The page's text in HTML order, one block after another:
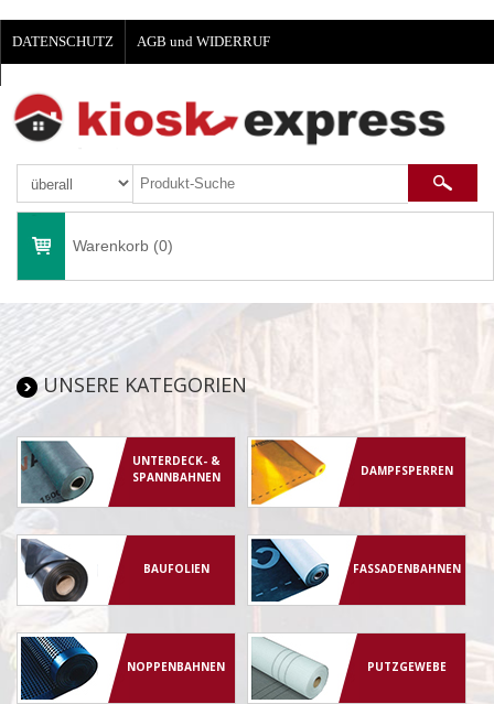
DATENSCHUTZ AGB und WIDERRUF
Warenkorb (0)
UNSERE KATEGORIEN
UNTERDECK- &
SPANNBAHNEN
DAMPFSPERREN
BAUFOLIEN FASSADENBAHNEN
NOPPENBAHNEN PUTZGEWEBE